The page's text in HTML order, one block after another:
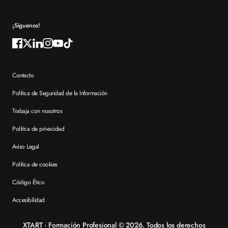
¡Síguenos!
Contacto
Política de Seguridad de la Información
Trabaja con nosotros
Política de privacidad
Aviso Legal
Política de cookies
Código Ético
Accesibilidad
XTART · Formación Profesional © 2026. Todos los derechos